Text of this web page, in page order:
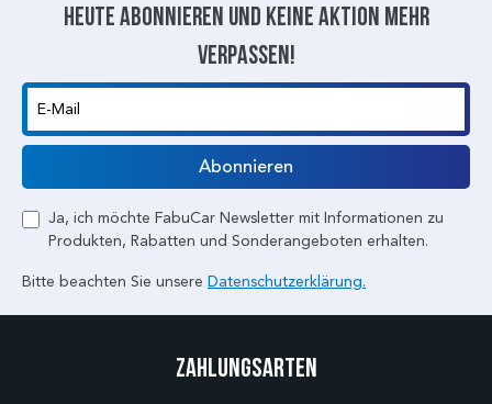
Heute abonnieren und keine aktion mehr
verpassen!
E-Mail
Abonnieren
Ja, ich möchte FabuCar Newsletter mit Informationen zu
Produkten, Rabatten und Sonderangeboten erhalten.
Bitte beachten Sie unsere Datenschutzerklärung.
Zahlungsarten